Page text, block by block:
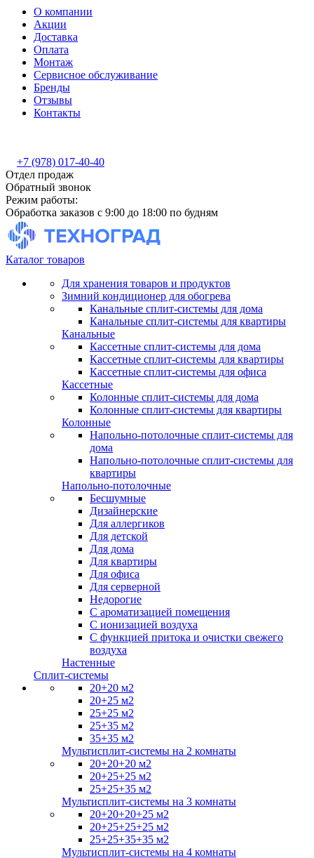
О компании
Акции
Доставка
Оплата
Монтаж
Сервисное обслуживание
Бренды
Отзывы
Контакты
+7 (978) 017-40-40
Отдел продаж
Обратный звонок
Режим работы:
Обработка заказов с 9:00 до 18:00 по будням
Каталог товаров
Для хранения товаров и продуктов
Зимний кондиционер для обогрева
Канальные сплит-системы для дома
Канальные сплит-системы для квартиры
Канальные
Кассетные сплит-системы для дома
Кассетные сплит-системы для квартиры
Кассетные сплит-системы для офиса
Кассетные
Колонные сплит-системы для дома
Колонные сплит-системы для квартиры
Колонные
Напольно-потолочные сплит-системы для
дома
Напольно-потолочные сплит-системы для
квартиры
Напольно-потолочные
Бесшумные
Дизайнерские
Для аллергиков
Для детской
Для дома
Для квартиры
Для офиса
Для серверной
Недорогие
С ароматизацией помещения
С ионизацией воздуха
С функцией притока и очистки свежего
воздуха
Настенные
Сплит-системы
20+20 м2
20+25 м2
25+25 м2
25+35 м2
35+35 м2
Мультисплит-системы на 2 комнаты
20+20+20 м2
20+25+25 м2
25+25+35 м2
Мультисплит-системы на 3 комнаты
20+20+20+25 м2
20+25+25+25 м2
25+25+35+35 м2
Мультисплит-системы на 4 комнаты